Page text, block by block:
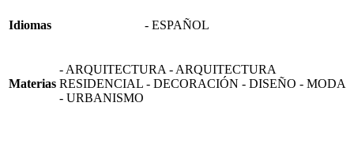
Idiomas - ESPAÑOL
Materias
- ARQUITECTURA - ARQUITECTURA
RESIDENCIAL - DECORACIÓN - DISEÑO - MODA
- URBANISMO